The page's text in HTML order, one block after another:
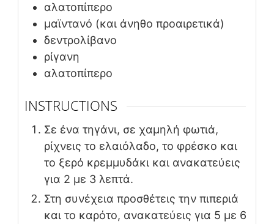
αλατοπίπερο
μαϊντανό (και άνηθο προαιρετικά)
δεντρολίβανο
ρίγανη
αλατοπίπερο
INSTRUCTIONS
Σε ένα τηγάνι, σε χαμηλή φωτιά,
ρίχνεις το ελαιόλαδο, το φρέσκο και
το ξερό κρεμμυδάκι και ανακατεύεις
για 2 με 3 λεπτά.
Στη συνέχεια προσθέτεις την πιπεριά
και το καρότο, ανακατεύεις για 5 με 6